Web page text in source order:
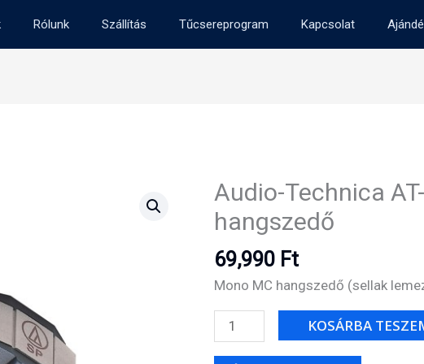
Rólunk Szállítás Tűcsereprogram Kapcsolat
Audio-Technica
hangszedő
69,990 Ft
Mono MC hangszedő (sellak
Audio-
Technica
KOSÁRBA